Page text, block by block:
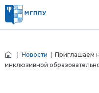
Новости | Приглашаем
инклюзивной